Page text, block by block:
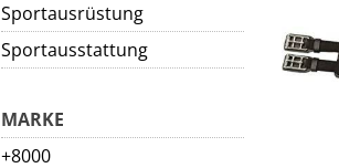
Sportausrüstung
Sportausstattung
MARKE
+8000